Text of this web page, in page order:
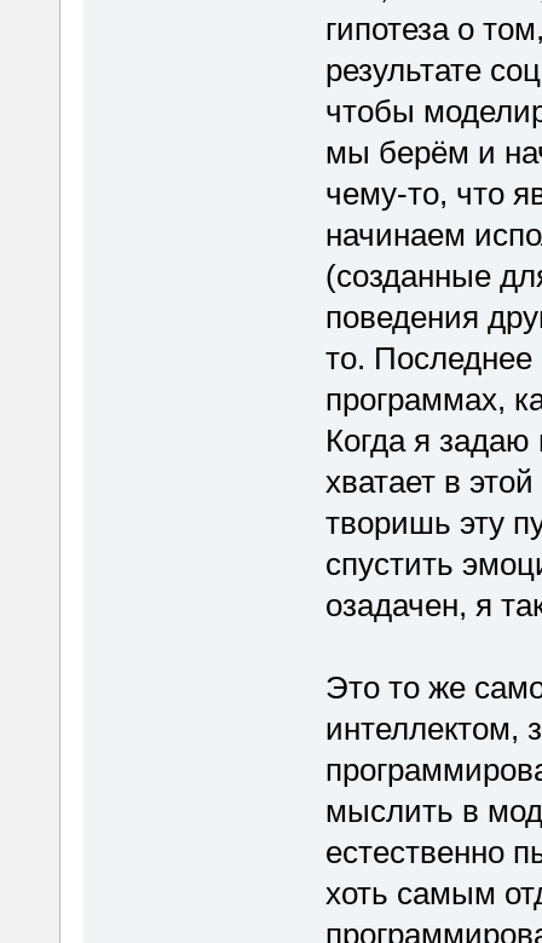
гипотеза о
результате
чтобы
мы берём и
чему-то, что
начинаем
(созданные
поведения
то.
программах,
Когда я
хватает в
творишь эту
спустить
озадачен, я
Это то же
интеллектом,
мыслить в
естественно
хоть самым